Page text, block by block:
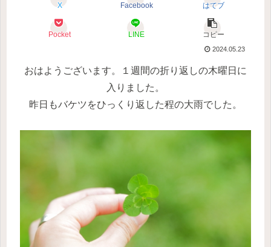
X Facebook はてブ
Pocket LINE コピー
2024.05.23
おはようございます。
１週間の折り返しの木曜日に
入りました。
昨日もバケツをひっくり返した程の大雨でした。